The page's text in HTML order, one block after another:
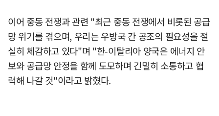
이어 중동 전쟁과 관련 "최근 중동 전쟁에서 비롯된 공급
망 위기를 겪으며, 우리는 우방국 간 공조의 필요성을 절
실히 체감하고 있다"며 "한-이탈리아 양국은 에너지 안
보와 공급망 안정을 함께 도모하며 긴밀히 소통하고 협
력해 나갈 것"이라고 밝혔다.